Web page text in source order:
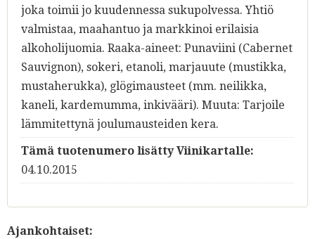
joka toimii jo kuudennessa sukupolvessa. Yhtiö
valmistaa, maahantuo ja markkinoi erilaisia
alkoholijuomia. Raaka-aineet: Punaviini (Cabernet
Sauvignon), sokeri, etanoli, marjauute (mustikka,
mustaherukka), glögimausteet (mm. neilikka,
kaneli, kardemumma, inkivääri). Muuta: Tarjoile
lämmitettynä joulumausteiden kera.
Tämä tuotenumero lisätty Viinikartalle:
04.10.2015
Ajankohtaiset: